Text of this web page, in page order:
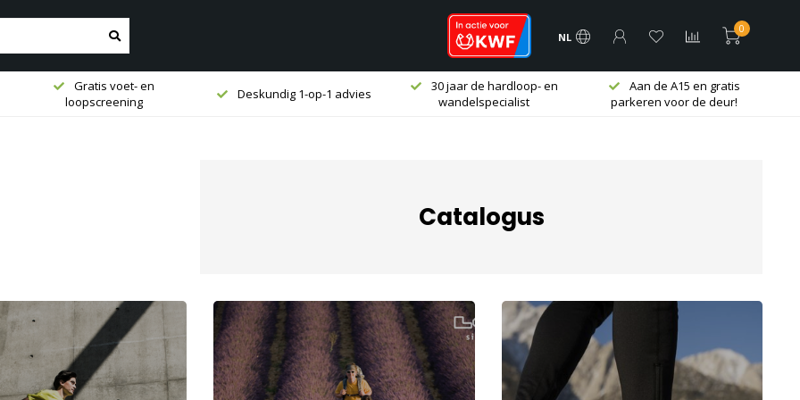
NL
0
Gratis voet- en
loopscreening
Deskundig 1-op-1 advies
30 jaar de hardloop- en
wandelspecialist
Aan de A15 en gratis
parkeren voor de deur!
Catalogus